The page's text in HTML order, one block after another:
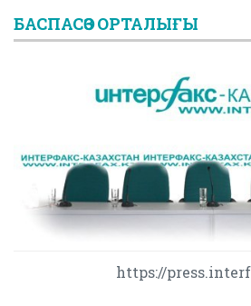
БАСПАСӨЗ ОРТАЛЫҒЫ
https://